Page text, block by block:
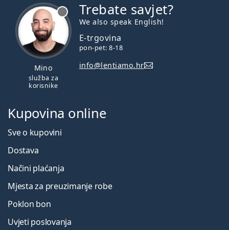
Mino
služba za
korisnike
Trebate savjet?
We also speak English!
E-trgovina
pon-pet: 8-18
info@lentiamo.hr
Kupovina online
Sve o kupovini
Dostava
Načini plaćanja
Mjesta za preuzimanje robe
Poklon bon
Uvjeti poslovanja